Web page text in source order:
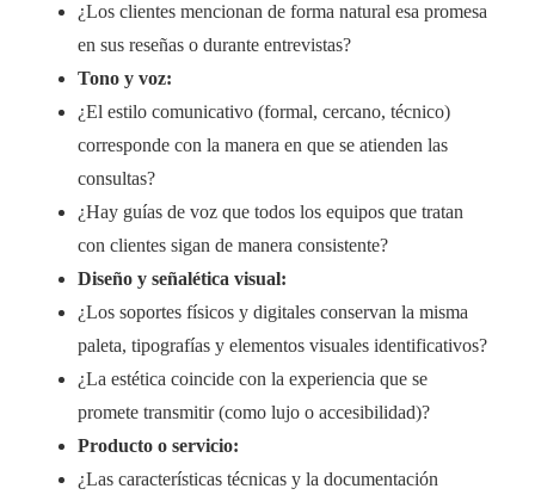
¿Los clientes mencionan de forma natural esa promesa
en sus reseñas o durante entrevistas?
Tono y voz:
¿El estilo comunicativo (formal, cercano, técnico)
corresponde con la manera en que se atienden las
consultas?
¿Hay guías de voz que todos los equipos que tratan
con clientes sigan de manera consistente?
Diseño y señalética visual:
¿Los soportes físicos y digitales conservan la misma
paleta, tipografías y elementos visuales identificativos?
¿La estética coincide con la experiencia que se
promete transmitir (como lujo o accesibilidad)?
Producto o servicio:
¿Las características técnicas y la documentación